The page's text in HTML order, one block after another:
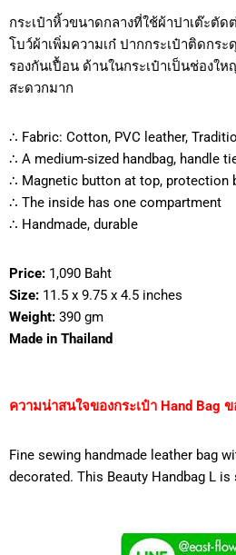
กระเป๋าหิ้วขนาดกลางที่ใช้ผ้าปาเต๊ะตั
โบว์ผ้าเพิ่มความเก๋ ปากกระเป๋าติดกระ
รองกันเปื้อน ด้านในกระเป๋าเป็นช่องใ
สะดวกมาก
∴ Fabric: Cotton, PVC leather,
∴ A medium-sized handbag, handle
∴ Magnetic button at top, protection
∴ The inside has one compartment
∴ Handmade, durable
Price: 1,090 Baht
Size: 11.5 x 9.75 x 4.5 inches
Weight: 390 gm
Made in Thailand
ความน่าสนใจของกระเป๋า Hand Bag ข
Fine sewing handmade leather bag
decorated. This Beauty Handbag L